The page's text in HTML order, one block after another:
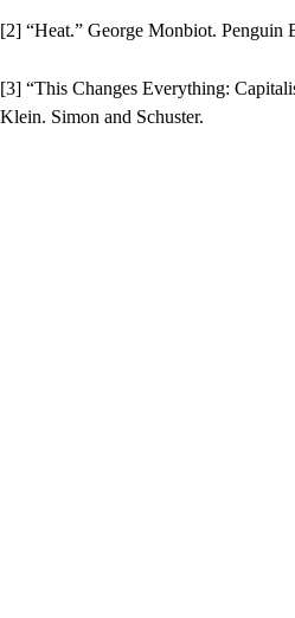
[2] “Heat.” George Monbiot. Penguin
[3] “This Changes Everything:
Klein. Simon and Schuster.